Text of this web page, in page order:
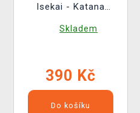
Isekai - Katana
534)
Skladem
390 Kč
Do košíku